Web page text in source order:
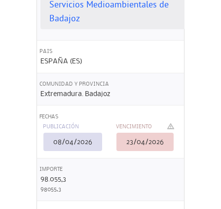
Servicios Medioambientales de
Badajoz
PAIS
ESPAÑA (ES)
COMUNIDAD Y PROVINCIA
Extremadura. Badajoz
FECHAS
PUBLICACIÓN
08/04/2026
VENCIMIENTO
23/04/2026
IMPORTE
98.055,3
98055,3